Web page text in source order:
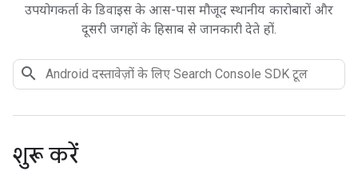
उपयोगकर्ता के डिवाइस के आस-पास मौजूद स्थानीय कारोबारों और
दूसरी जगहों के हिसाब से जानकारी देते हों.
शुरू करें